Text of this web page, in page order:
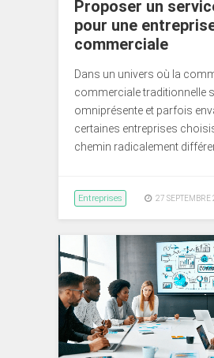
Proposer un
pour une
commerciale
Dans un univers où la
commerciale traditionnelle
omniprésente et parfois
certaines entreprises
chemin radicalement
Entreprises 27 SEPTEMBRE